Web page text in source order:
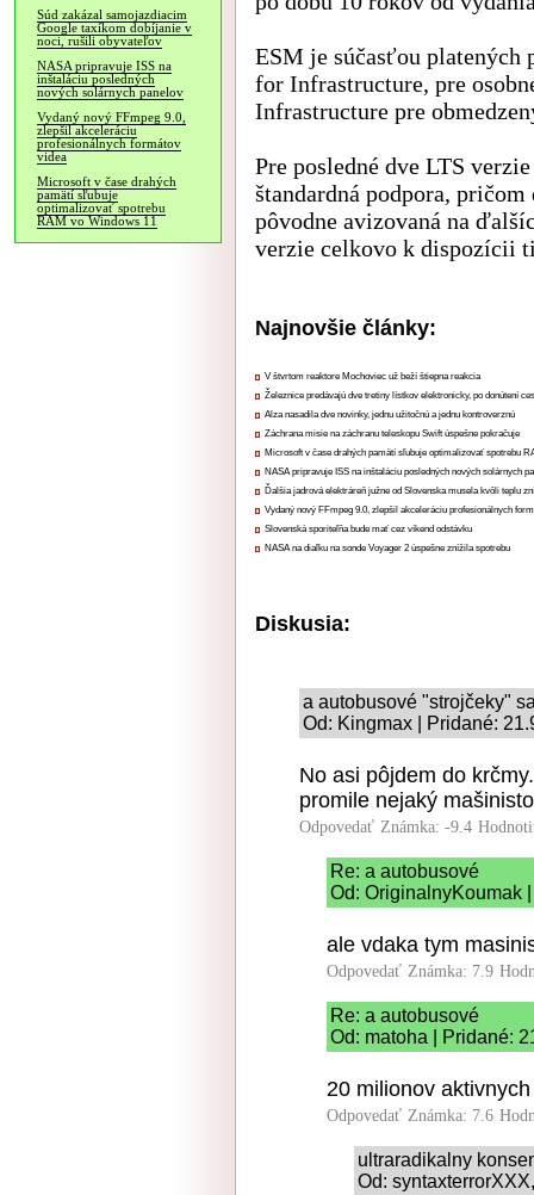
Súd zakázal samojazdiacim
Google taxíkom dobíjanie v
noci, rušili obyvateľov
NASA pripravuje ISS na
inštaláciu posledných
nových solárnych panelov
Vydaný nový FFmpeg 9.0,
zlepšil akceleráciu
profesionálnych formátov
videa
Microsoft v čase drahých
pamätí sľubuje
optimalizovať spotrebu
RAM vo Windows 11
ESM je súčasťou platených
for Infrastructure, pre
Infrastructure pre
Pre posledné dve LTS
štandardná podpora,
pôvodne avizovaná na
verzie celkovo k dispozícii
Najnovšie články:
V štvrtom reaktore Mochoviec už beží štiepna reakcia
Železnice predávajú dve tretiny lístkov elektronicky, po donútení
Alza nasadila dve novinky, jednu užitočnú a jednu kontroverznú
Záchrana misie na záchranu teleskopu Swift úspešne pokračuje
Microsoft v čase drahých pamätí sľubuje optimalizovať spotrebu
NASA pripravuje ISS na inštaláciu posledných nových solárnych
Ďalšia jadrová elektráreň južne od Slovenska musela kvôli teplu
Vydaný nový FFmpeg 9.0, zlepšil akceleráciu profesionálnych
Slovenská sporiteľňa bude mať cez víkend odstávku
NASA na diaľku na sonde Voyager 2 úspešne znížila spotrebu
Diskusia:
a autobusové "strojčeky"
Od: Kingmax | Pridané:
No asi pôjdem do
promile nejaký
Odpovedať Známka: -9.4
Re: a autobusové
Od: OriginalnyKoumak
ale vdaka tym
Odpovedať Známka: 7.9
Re: a autobusové
Od: matoha | Pridané:
20 milionov
Odpovedať Známka: 7.6
ultraradikalny
Od: